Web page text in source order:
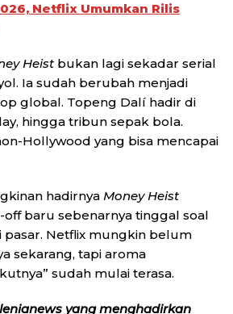
Netflix Umumkan Rilis
Heist bukan lagi sekadar serial
Ia sudah berubah menjadi
global. Topeng Dalí hadir di
hingga tribun sepak bola.
Hollywood yang bisa mencapai
hadirnya Money Heist
baru sebenarnya tinggal soal
pasar. Netflix mungkin belum
sekarang, tapi aroma
sudah mulai terasa.
yang menghadirkan